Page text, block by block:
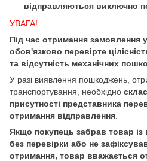
відправляються виключно
УВАГА!
Під час отримання замовлення у
обов'язково перевірте
та відсутність механічних
У разі виявлення пошкоджень,
транспортування, необхідно
присутності представника
отримання відправлення
Якщо покупець забрав товар із
без перевірки або не
отримання, товар вважається